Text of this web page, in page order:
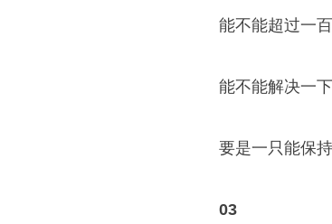
能不能超过一
能不能解决一
要是一只能保
03